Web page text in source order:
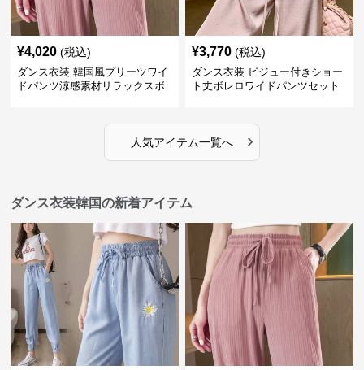
¥4,020 (税込)
ダンス衣装 韓国風プリーツワイ
ドパンツ涼感素材リラックスボ
¥3,770 (税込)
ダンス衣装 ビジュー付きショー
ト丈ボレロワイドパンツセット
人気アイテム一覧へ ›
ダンス衣装韓国の新着アイテム